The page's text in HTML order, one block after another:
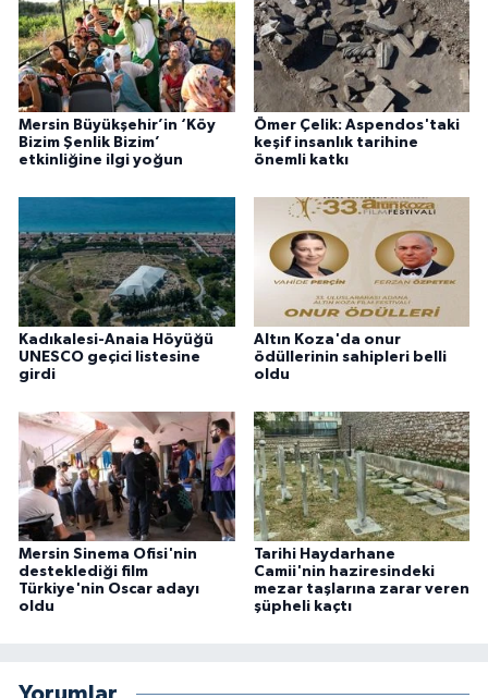
Mersin Büyükşehir’in ‘Köy
Bizim Şenlik Bizim’
etkinliğine ilgi yoğun
Ömer Çelik: Aspendos'taki
keşif insanlık tarihine
önemli katkı
Kadıkalesi-Anaia Höyüğü
UNESCO geçici listesine
girdi
Altın Koza'da onur
ödüllerinin sahipleri belli
oldu
Mersin Sinema Ofisi'nin
desteklediği film
Türkiye'nin Oscar adayı
oldu
Tarihi Haydarhane
Camii'nin haziresindeki
mezar taşlarına zarar veren
şüpheli kaçtı